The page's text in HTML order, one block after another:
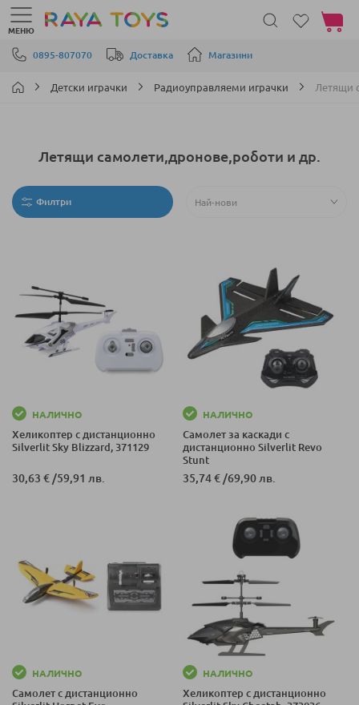
Прескачане към съдържанието
0895-807070 Доставка Магазини
МЕНЮ
Моята
Детски играчки Радиоуправляеми играчки Летящи
Летящи самолети,дронове,роботи и др.
Филтри
НАЛИЧНО
Хеликоптер с дистанционно
Silverlit Sky Blizzard, 371129
30,63 € /59,91 лв.
НАЛИЧНО
Самолет за каскади с
дистанционно Silverlit Revo
Stunt
35,74 € /69,90 лв.
НАЛИЧНО
Самолет с дистанционно
НАЛИЧНО
Хеликоптер с дистанционно